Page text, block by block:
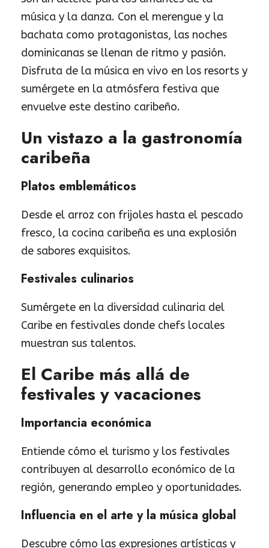
música y la danza. Con el merengue y la
bachata como protagonistas, las noches
dominicanas se llenan de ritmo y pasión.
Disfruta de la música en vivo en los resorts y
sumérgete en la atmósfera festiva que
envuelve este destino caribeño.
Un vistazo a la gastronomía
caribeña
Platos emblemáticos
Desde el arroz con frijoles hasta el pescado
fresco, la cocina caribeña es una explosión
de sabores exquisitos.
Festivales culinarios
Sumérgete en la diversidad culinaria del
Caribe en festivales donde chefs locales
muestran sus talentos.
El Caribe más allá de
festivales y vacaciones
Importancia económica
Entiende cómo el turismo y los festivales
contribuyen al desarrollo económico de la
región, generando empleo y oportunidades.
Influencia en el arte y la música global
Descubre cómo las expresiones artísticas y